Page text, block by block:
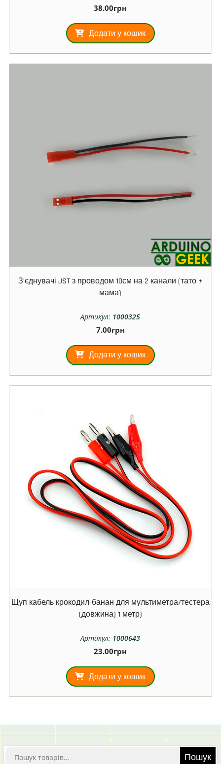
38.00грн
Додати у кошик
З’єднувачі JST з проводом 10см на 2 канали (тато +
мама)
Артикул: 1000325
7.00грн
Додати у кошик
Щуп кабель крокодил-банан для мультиметра/тестера
(довжина) 1 метр)
Артикул: 1000643
23.00грн
Додати у кошик
Шукати: Пошук